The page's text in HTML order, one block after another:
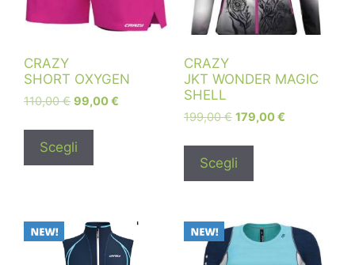
CRAZY
SHORT OXYGEN
110,00€ 99,00€
Scegli
CRAZY
JKT WONDER MAGIC
SHELL
199,00€ 179,00€
Scegli